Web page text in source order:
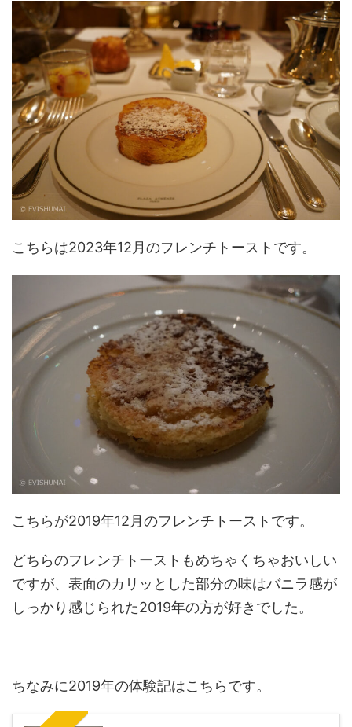
こちらは2023年12月のフレンチトーストです。
こちらが2019年12月のフレンチトーストです。
どちらのフレンチトーストもめちゃくちゃおいしい
ですが、表面のカリッとした部分の味はバニラ感が
しっかり感じられた2019年の方が好きでした。
ちなみに2019年の体験記はこちらです。